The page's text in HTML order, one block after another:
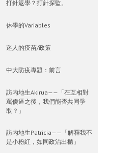
打針返學？打針探監。
休學的Variables
迷人的疫苗/政策
中大防疫專題：前言
訪内地生Akirua——「在互相對
罵傻逼之後，我們能否共同爭
取？」
訪内地生Patricia——「解釋我不
是小粉紅，如同政治出櫃」